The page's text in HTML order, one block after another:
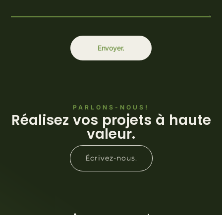
Envoyer.
PARLONS-NOUS!
Réalisez vos projets à haute
valeur.
Écrivez-nous.